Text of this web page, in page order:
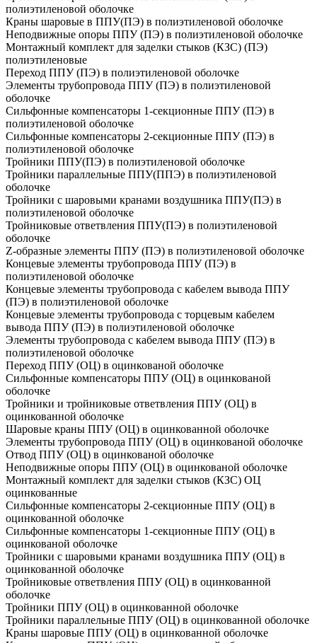
полиэтиленовой оболочке
Краны шаровые в ППУ(ПЭ) в полиэтиленовой оболочке
Неподвижные опоры ППУ (ПЭ) в полиэтиленовой оболочке
Монтажный комплект для заделки стыков (КЗС) (ПЭ)
полиэтиленовые
Переход ППУ (ПЭ) в полиэтиленовой оболочке
Элементы трубопровода ППУ (ПЭ) в полиэтиленовой
оболочке
Сильфонные компенсаторы 1-секционные ППУ (ПЭ) в
полиэтиленовой оболочке
Сильфонные компенсаторы 2-секционные ППУ (ПЭ) в
полиэтиленовой оболочке
Тройники ППУ(ПЭ) в полиэтиленовой оболочке
Тройники параллельные ППУ(ППЭ) в полиэтиленовой
оболочке
Тройники с шаровыми кранами воздушника ППУ(ПЭ) в
полиэтиленовой оболочке
Тройниковые ответвления ППУ(ПЭ) в полиэтиленовой
оболочке
Z-образные элементы ППУ (ПЭ) в полиэтиленовой оболочке
Концевые элементы трубопровода ППУ (ПЭ) в
полиэтиленовой оболочке
Концевые элементы трубопровода с кабелем вывода ППУ
(ПЭ) в полиэтиленовой оболочке
Концевые элементы трубопровода с торцевым кабелем
вывода ППУ (ПЭ) в полиэтиленовой оболочке
Элементы трубопровода с кабелем вывода ППУ (ПЭ) в
полиэтиленовой оболочке
Переход ППУ (ОЦ) в оцинкованой оболочке
Сильфонные компенсаторы ППУ (ОЦ) в оцинкованой
оболочке
Тройники и тройниковые ответвления ППУ (ОЦ) в
оцинкованной оболочке
Шаровые краны ППУ (ОЦ) в оцинкованной оболочке
Элементы трубопровода ППУ (ОЦ) в оцинкованой оболочке
Отвод ППУ (ОЦ) в оцинкованой оболочке
Неподвижные опоры ППУ (ОЦ) в оцинкованой оболочке
Монтажный комплект для заделки стыков (КЗС) ОЦ
оцинкованные
Сильфонные компенсаторы 2-секционные ППУ (ОЦ) в
оцинкованной оболочке
Сильфонные компенсаторы 1-секционные ППУ (ОЦ) в
оцинкованой оболочке
Тройники с шаровыми кранами воздушника ППУ (ОЦ) в
оцинкованной оболочке
Тройниковые ответвления ППУ (ОЦ) в оцинкованной
оболочке
Тройники ППУ (ОЦ) в оцинкованной оболочке
Тройники параллельные ППУ (ОЦ) в оцинкованной оболочке
Краны шаровые ППУ (ОЦ) в оцинкованной оболочке